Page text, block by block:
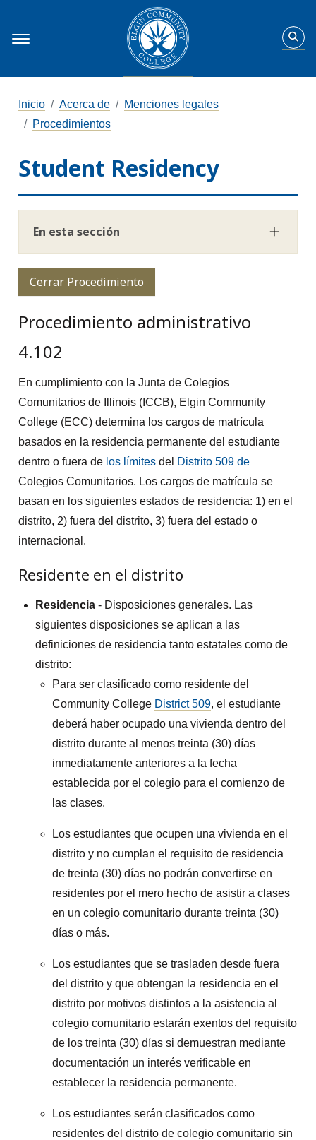
Inicio Acerca de
Menciones legales
Procedimientos
Student Residency
En esta sección
Cerrar Procedimiento
Procedimiento administrativo
4.102
En cumplimiento con la Junta de Colegios
Comunitarios de Illinois (ICCB), Elgin Community
College (ECC) determina los cargos de matrícula
basados en la residencia permanente del estudiante
dentro o fuera de los límites del Distrito 509 de
Colegios Comunitarios. Los cargos de matrícula se
basan en los siguientes estados de residencia: 1) en el
distrito, 2) fuera del distrito, 3) fuera del estado o
internacional.
Residente en el distrito
Residencia- Disposiciones generales. Las
siguientes disposiciones se aplican a las
definiciones de residencia tanto estatales como de
distrito:
Para ser clasificado como residente del
Community College District 509, el estudiante
deberá haber ocupado una vivienda dentro del
distrito durante al menos treinta (30) días
inmediatamente anteriores a la fecha
establecida por el colegio para el comienzo de
las clases.
Los estudiantes que ocupen una vivienda en el
distrito y no cumplan el requisito de residencia
de treinta (30) días no podrán convertirse en
residentes por el mero hecho de asistir a clases
en un colegio comunitario durante treinta (30)
días o más.
Los estudiantes que se trasladen desde fuera
del distrito y que obtengan la residencia en el
distrito por motivos distintos a la asistencia al
colegio comunitario estarán exentos del requisito
de los treinta (30) días si demuestran mediante
documentación un interés verificable en
establecer la residencia permanente.
Los estudiantes serán clasificados como
residentes del distrito de colegio comunitario sin